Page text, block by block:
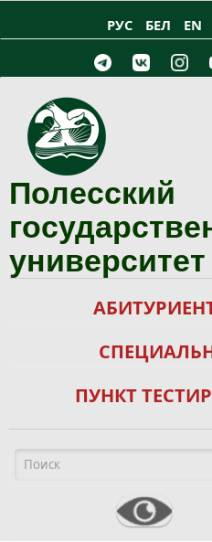
РУС БЕЛ EN
Полесский
университет
ПУНКТ